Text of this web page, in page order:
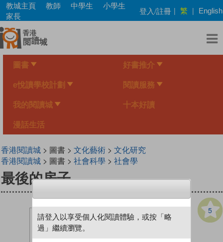
Skip
main
content
教城主頁 教師 中學生
小學生
家長
登入/註冊 | 繁 | English
圖書 好書推介
e悅讀學校計劃 閱讀服務
我的閱讀城 十本好讀
漫話生活
香港閱讀城> 圖書 > 文化藝術> 文化研究
香港閱讀城> 圖書 > 社會科學 > 社會學
最後的房子
5
請登入以享受個人化閱讀體驗，或按「略
過」繼續瀏覽。